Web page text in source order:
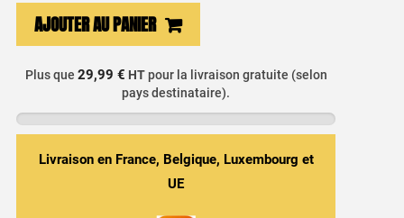
quantité
liquide
Energy
AJOUTER AU PANIER
Plus que 29,99 € HTpour la livraison gratuite (selon
pays destinataire).
Livraison en France, Belgique, Luxembourg et
UE